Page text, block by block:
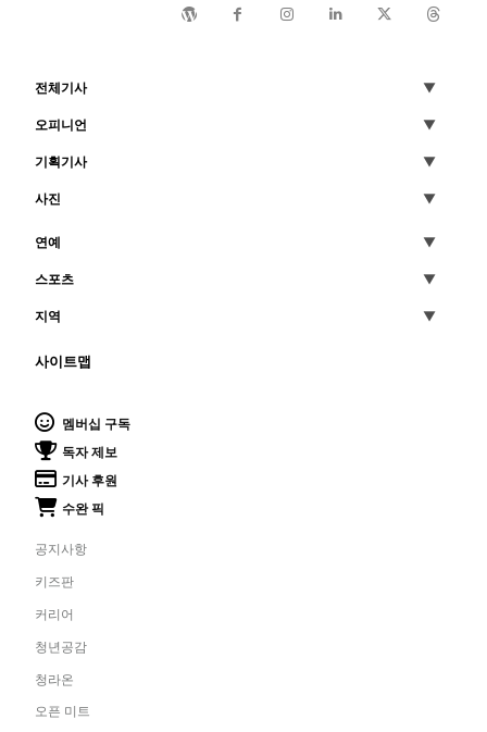
전체기사
오피니언
기획기사
사진
연예
스포츠
지역
사이트맵
멤버십 구독
독자 제보
기사 후원
수완 픽
공지사항
키즈판
커리어
청년공감
청라온
오픈 미트